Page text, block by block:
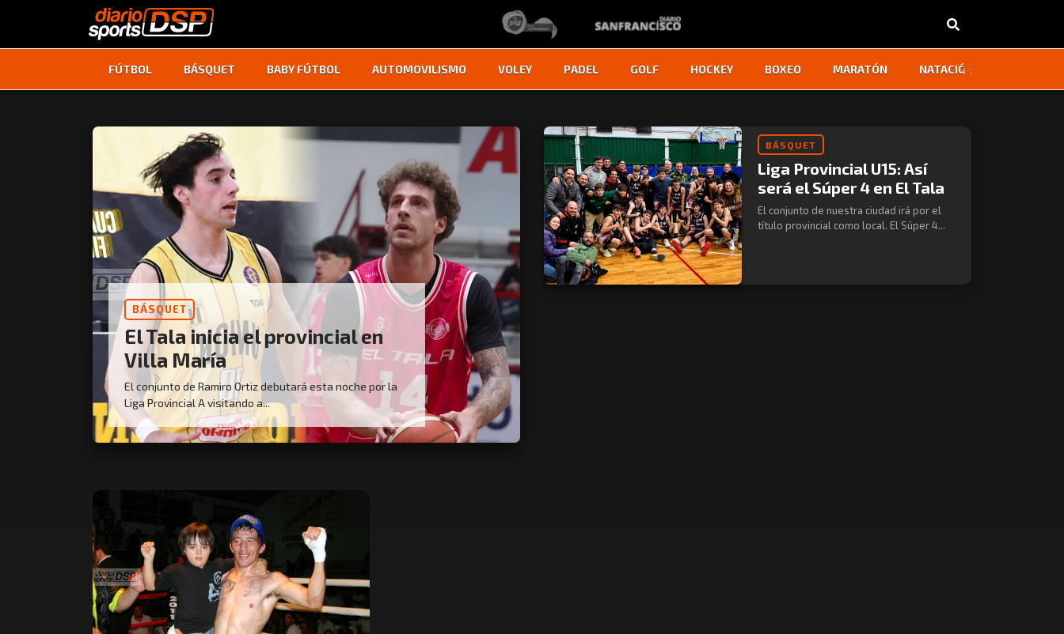
FÚTBOL BÁSQUET BABY FÚTBOL AUTOMOVILISMO VOLEY PADEL GOLF HOCKEY BOXEO MARATÓN NATACIÓN
‹ ›
BÁSQUET
El Tala inicia el provincial en
Villa María
El conjunto de Ramiro Ortiz debutará esta noche por la
Liga Provincial A visitando a...
BÁSQUET
Liga Provincial U15: Así
será el Súper 4 en El Tala
El conjunto de nuestra ciudad irá por el
título provincial como local. El Súper 4...